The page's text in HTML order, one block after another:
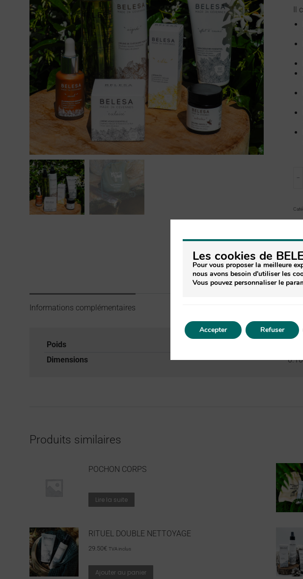
Il
﹣
Informations complémentaires
Poids
Dimensions
Produits similaires
POCHON CORPS
Lire la suite
RITUEL DOUBLE NETTOYAGE
29.50€ TVA inclus
Ajouter au panier
Les cookies de
Pour vous proposer la meilleure
nous avons besoin d'utiliser les
Vous pouvez personnaliser le
Accepter Refuser